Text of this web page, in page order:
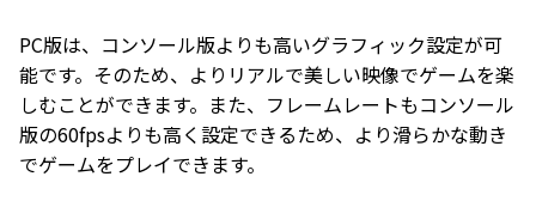
PC版は、コンソール版よりも高いグラフィック設定が可
能です。そのため、よりリアルで美しい映像でゲームを楽
しむことができます。また、フレームレートもコンソール
版の60fpsよりも高く設定できるため、より滑らかな動き
でゲームをプレイできます。